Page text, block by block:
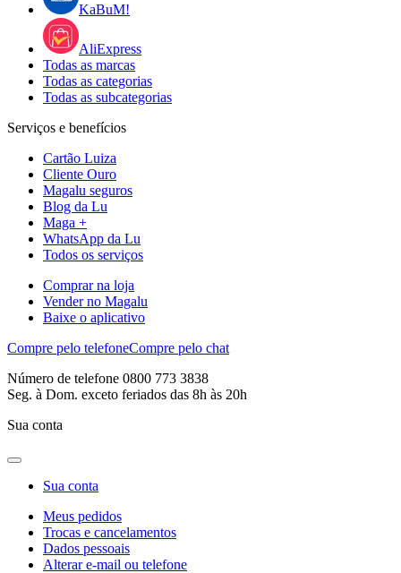
KaBuM!
AliExpress
Todas as marcas
Todas as categorias
Todas as subcategorias
Serviços e benefícios
Cartão Luiza
Cliente Ouro
Magalu seguros
Blog da Lu
Maga +
WhatsApp da Lu
Todos os serviços
Comprar na loja
Vender no Magalu
Baixe o aplicativo
Compre pelo telefoneCompre pelo chat
Número de telefone 0800 773 3838
Seg. à Dom. exceto feriados das 8h às 20h
Sua conta
Sua conta
Meus pedidos
Trocas e cancelamentos
Dados pessoais
Alterar e-mail ou telefone